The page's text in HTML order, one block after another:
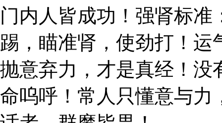
门内人皆成功！强肾标
踢，瞄准肾，使劲打！
抛意弃力，才是真经！没
命呜呼！常人只懂意与力